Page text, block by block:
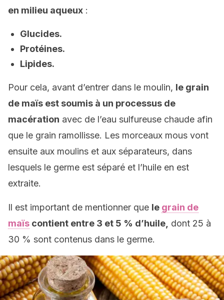
en milieu aqueux :
Glucides.
Protéines.
Lipides.
Pour cela, avant d’entrer dans le moulin, le grain
de maïs est soumis à un processus de
macération avec de l’eau sulfureuse chaude afin
que le grain ramollisse. Les morceaux mous vont
ensuite aux moulins et aux séparateurs, dans
lesquels le germe est séparé et l’huile en est
extraite.
Il est important de mentionner que le grain de
maïs contient entre 3 et 5 % d’huile, dont 25 à
30 % sont contenus dans le germe.